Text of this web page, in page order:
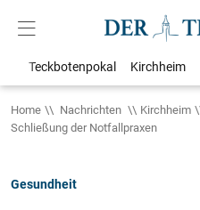
Teckbotenpokal Kirchheim
Home Nachrichten Kirchheim
Schließung der Notfallpraxen
Gesundheit